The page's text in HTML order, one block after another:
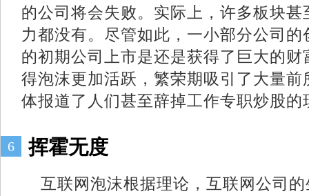
的公司将会失败。实际上，许多板块
力都没有。尽管如此，一小部分公司
的初期公司上市是还是获得了巨大的
得泡沫更加活跃，繁荣期吸引了大量
体报道了人们甚至辞掉工作专职炒股的
6 挥霍无度
互联网泡沫根据理论，互联网公司